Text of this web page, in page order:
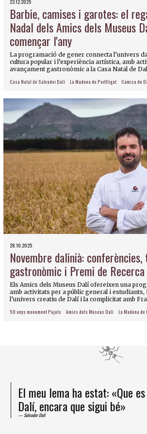
23.12.2025
Barbie, camises i garotes: el
Nadal dels Amics dels Museus
començar l'any
La programació de gener connecta l’univers
cultura popular i l’experiència artística, amb
avançament gastronòmic a la Casa Natal de
Casa Natal de Salvador Dalí La Madona de Portlligat Camisa de
28.10.2025
Novembre dalinià:
gastronòmic i Premi de
Els Amics dels Museus Dalí ofereixen una
amb activitats per a públic general i
l’univers creatiu de Dalí i la complicitat amb
50 anys monument Pujols Amics dels Museus Dalí La Madona
El meu lema ha estat: «Que
Dalí, encara que sigui bé»
Salvador Dalí